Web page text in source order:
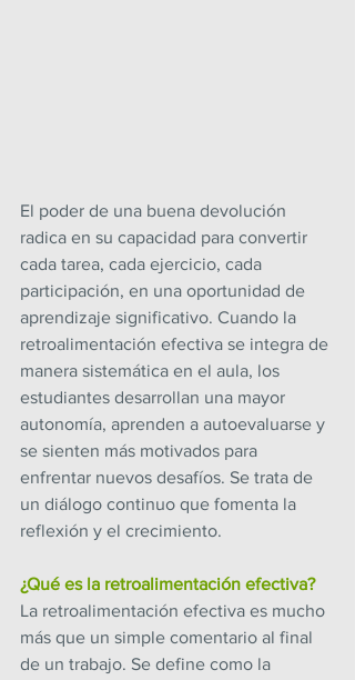
El poder de una buena devolución
radica en su capacidad para convertir
cada tarea, cada ejercicio, cada
participación, en una oportunidad de
aprendizaje significativo. Cuando la
retroalimentación efectiva se integra de
manera sistemática en el aula, los
estudiantes desarrollan una mayor
autonomía, aprenden a autoevaluarse y
se sienten más motivados para
enfrentar nuevos desafíos. Se trata de
un diálogo continuo que fomenta la
reflexión y el crecimiento.
¿Qué es la retroalimentación efectiva?
La retroalimentación efectiva es mucho
más que un simple comentario al final
de un trabajo. Se define como la